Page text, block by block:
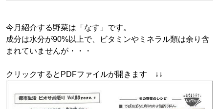
今月紹介する野菜は「なす」です。
成分は水分が90%以上で、ビタミンやミネラル類は余り含
まれていませんが・・・
クリックするとPDFファイルが開きます ↓↓